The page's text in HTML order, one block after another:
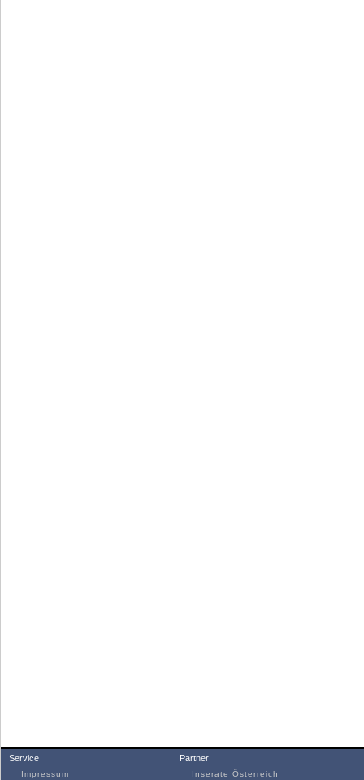
Service
Impressum
Partner
Inserate Österreich